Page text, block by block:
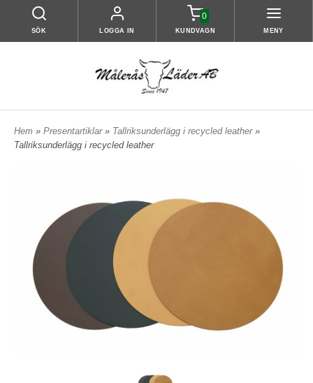
SÖK LOGGA IN
0
KUNDVAGN MENY
Hem » Presentartiklar » Tallriksunderlägg i recycled leather »
Tallriksunderlägg i recycled leather